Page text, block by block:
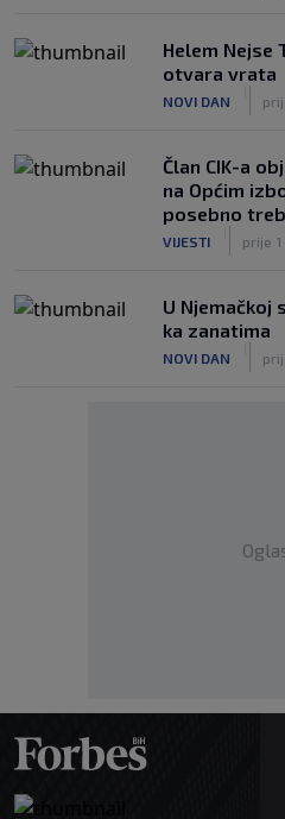
Helem Nejse
otvara vrata
NOVI DAN
Član CIK-a
na Općim
posebno
VIJESTI prije 1
U Njemačkoj
ka zanatima
NOVI DAN